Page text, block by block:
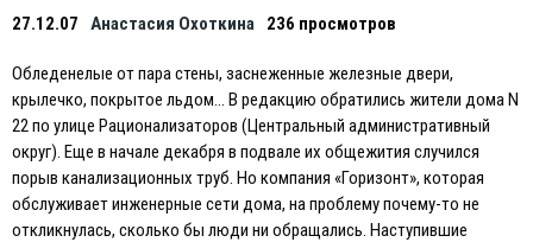
27.12.07 Анастасия Охоткина 236 просмотров
Обледенелые от пара стены, заснеженные железные двери,
крылечко, покрытое льдом… В редакцию обратились жители дома N
22 по улице Рационализаторов (Центральный административный
округ). Еще в начале декабря в подвале их общежития случился
порыв канализационных труб. Но компания «Горизонт», которая
обслуживает инженерные сети дома, на проблему почему-то не
откликнулась, сколько бы люди ни обращались. Наступившие